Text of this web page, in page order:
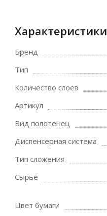
Характеристики
Бренд
Тип
Количество слоев
Артикул
Вид полотенец
Диспенсерная система
Тип сложения
Сырье
Цвет бумаги